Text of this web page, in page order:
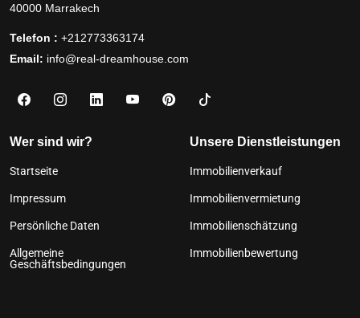
40000 Marrakech
Telefon : +212773363174
Email: info@real-dreamhouse.com
Wer sind wir?
Startseite
Impressum
Persönliche Daten
Allgemeine
Geschäftsbedingungen
Unsere Dienstleistungen
Immobilienverkauf
Immobilienvermietung
Immobilienschätzung
Immobilienbewertung